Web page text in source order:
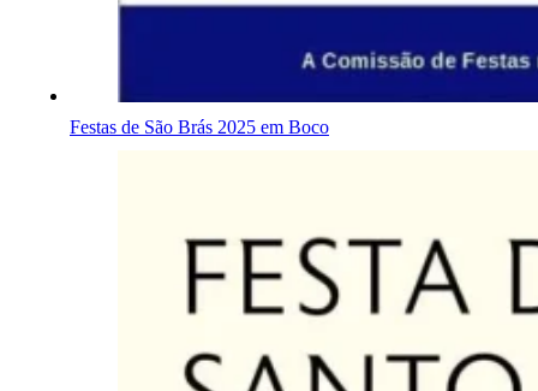
Festas de São Brás 2025 em Boco